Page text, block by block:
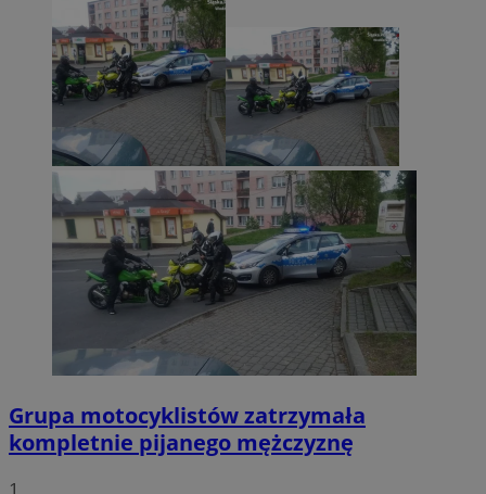
Grupa motocyklistów zatrzymała
kompletnie pijanego mężczyznę
1